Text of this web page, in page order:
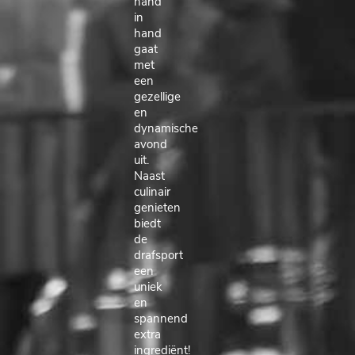
hand
in
hand
gaat
met
een
gezellige
en
dynamische
avond
uit.
Naast
culinair
genieten
biedt
de
drafsport
een
uniek
en
spannend
extra
ingrediënt!